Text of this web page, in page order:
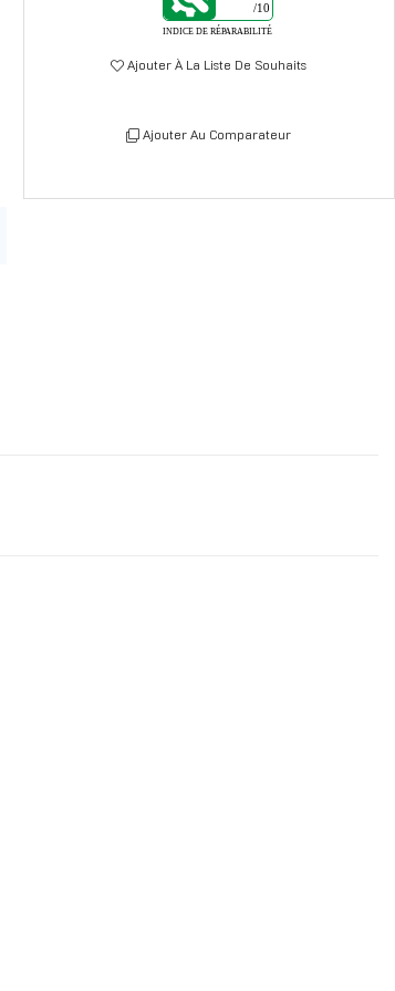
/10
INDICE DE RÉPARABILITÉ
Ajouter À La Liste De Souhaits
Ajouter Au Comparateur